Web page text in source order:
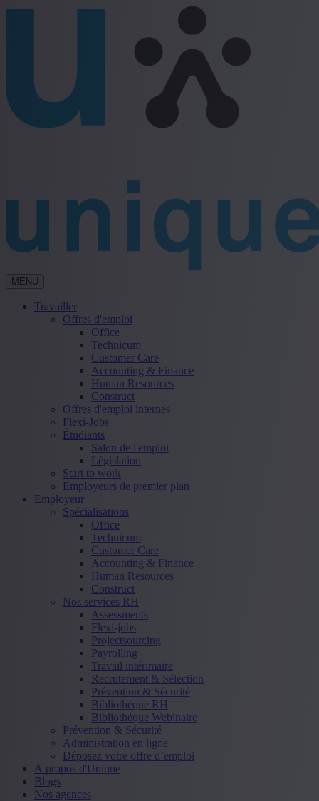
MENU
Travailler
Offres d'emploi
Office
Technicum
Customer Care
Accounting & Finance
Human Resources
Construct
Offres d'emploi internes
Flexi-Jobs
Étudiants
Salon de l'emploi
Législation
Start to work
Employeurs de premier plan
Employeur
Spécialisations
Office
Technicum
Customer Care
Accounting & Finance
Human Resources
Construct
Nos services RH
Assessments
Flexi-jobs
Projectsourcing
Payrolling
Travail intérimaire
Recrutement & Sélection
Prévention & Sécurité
Bibliothèque RH
Bibliothèque Webinaire
Prévention & Sécurité
Administration en ligne
Déposez votre offre d’emploi
À propos d'Unique
Blogs
Nos agences